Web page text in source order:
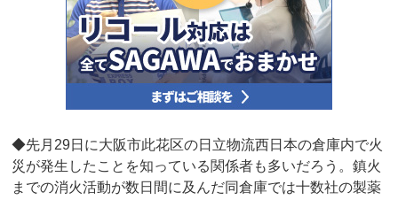
◆先月29日に大阪市此花区の日立物流西日本の倉庫内で火
災が発生したことを知っている関係者も多いだろう。鎮火
までの消火活動が数日間に及んだ同倉庫では十数社の製薬